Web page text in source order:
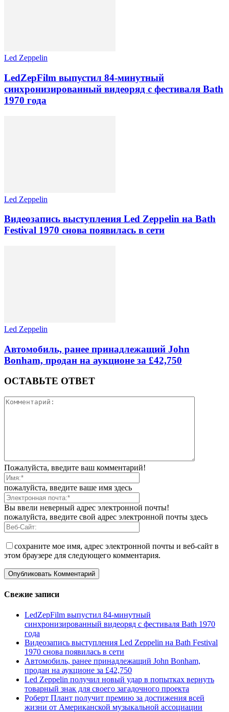
Led Zeppelin
LedZepFilm выпустил 84-минутный
синхронизированный видеоряд с фестиваля Bath
1970 года
Led Zeppelin
Видеозапись выступления Led Zeppelin на Bath
Festival 1970 снова появилась в сети
Led Zeppelin
Автомобиль, ранее принадлежащий John
Bonham, продан на аукционе за £42,750
ОСТАВЬТЕ ОТВЕТ
Пожалуйста, введите ваш комментарий!
пожалуйста, введите ваше имя здесь
Вы ввели неверный адрес электронной почты!
пожалуйста, введите свой адрес электронной почты здесь
сохраните мое имя, адрес электронной почты и веб-сайт в
этом браузере для следующего комментария.
Свежие записи
LedZepFilm выпустил 84-минутный
синхронизированный видеоряд с фестиваля Bath 1970
года
Видеозапись выступления Led Zeppelin на Bath Festival
1970 снова появилась в сети
Автомобиль, ранее принадлежащий John Bonham,
продан на аукционе за £42,750
Led Zeppelin получил новый удар в попытках вернуть
товарный знак для своего загадочного проекта
Роберт Плант получит премию за достижения всей
жизни от Американской музыкальной ассоциации